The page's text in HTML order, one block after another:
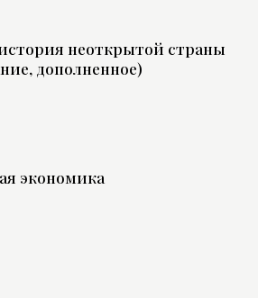
неоткрытой страны
дополненное)
экономика